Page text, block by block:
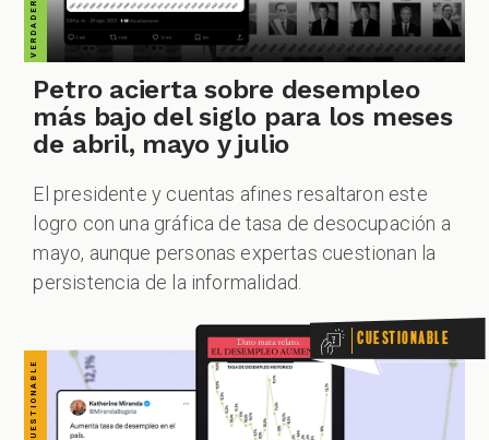
Petro acierta sobre desempleo
más bajo del siglo para los meses
de abril, mayo y julio
El presidente y cuentas afines resaltaron este
logro con una gráfica de tasa de desocupación a
mayo, aunque personas expertas cuestionan la
persistencia de la informalidad.
Cuestionable